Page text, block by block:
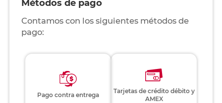
Métodos de pago
Contamos con los siguientes métodos de
pago:
Pago contra entrega
Tarjetas de crédito débito y
AMEX